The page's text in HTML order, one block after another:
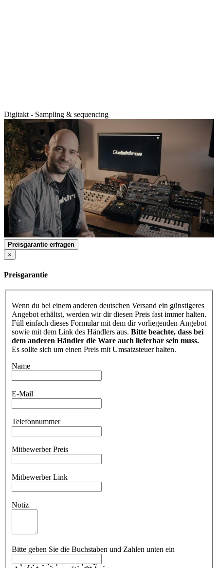
Digitakt - Sampling & sequencing
Preisgarantie erfragen
×
Preisgarantie
Wenn du bei einem anderen deutschen Versand ein günstigeres
Angebot erhältst, werden wir dir diesen Preis fast immer halten.
Füll einfach dieses Formular mit dem dir vorliegenden Angebot
sowie mit dem Link des Händlers aus. Bitte beachte, dass bei
dem anderen Händler die Ware auch lieferbar sein muss.
Es sollte sich um einen Preis mit Umsatzsteuer halten.
Name
E-Mail
Telefonnummer
Mitbewerber Preis
Mitbewerber Link
Notiz
Bitte geben Sie die Buchstaben und Zahlen unten ein